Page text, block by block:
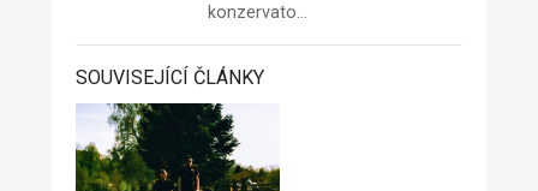
konzervato…
SOUVISEJÍCÍ ČLÁNKY